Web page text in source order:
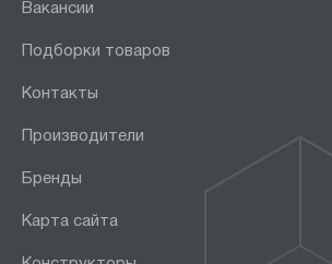
Вакансии
Подборки товаров
Контакты
Производители
Бренды
Карта сайта